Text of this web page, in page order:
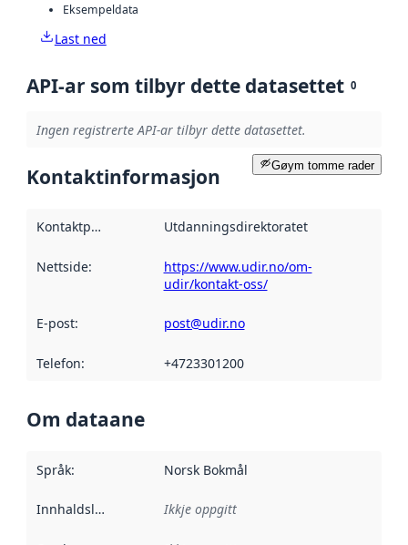
Eksempeldata
Last ned
API-ar som tilbyr dette datasettet 0
Ingen registrerte API-ar tilbyr dette datasettet.
Gøym tomme rader
Kontaktinformasjon
Kontaktpunkt Utdanningsdirektoratet
Nettside:
https://www.udir.no/om-
udir/kontakt-oss/
E-post: post@udir.no
Telefon: +4723301200
Om dataane
Språk: Norsk Bokmål
Innhaldsleverandørar :
Ikkje oppgitt